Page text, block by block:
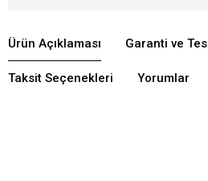
Ürün Açıklaması Garanti ve
Taksit Seçenekleri Yorumlar